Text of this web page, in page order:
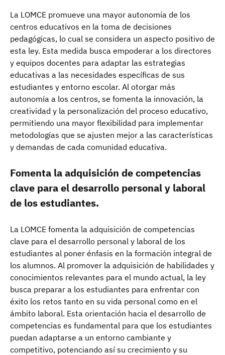
La LOMCE promueve una mayor autonomía de los
centros educativos en la toma de decisiones
pedagógicas, lo cual se considera un aspecto positivo de
esta ley. Esta medida busca empoderar a los directores
y equipos docentes para adaptar las estrategias
educativas a las necesidades específicas de sus
estudiantes y entorno escolar. Al otorgar más
autonomía a los centros, se fomenta la innovación, la
creatividad y la personalización del proceso educativo,
permitiendo una mayor flexibilidad para implementar
metodologías que se ajusten mejor a las características
y demandas de cada comunidad educativa.
Fomenta la adquisición de competencias
clave para el desarrollo personal y laboral
de los estudiantes.
La LOMCE fomenta la adquisición de competencias
clave para el desarrollo personal y laboral de los
estudiantes al poner énfasis en la formación integral de
los alumnos. Al promover la adquisición de habilidades y
conocimientos relevantes para el mundo actual, la ley
busca preparar a los estudiantes para enfrentar con
éxito los retos tanto en su vida personal como en el
ámbito laboral. Esta orientación hacia el desarrollo de
competencias es fundamental para que los estudiantes
puedan adaptarse a un entorno cambiante y
competitivo, potenciando así su crecimiento y su